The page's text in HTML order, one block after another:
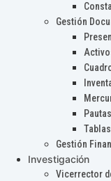
Gestión
Gestión
Investigación
Vicerrector